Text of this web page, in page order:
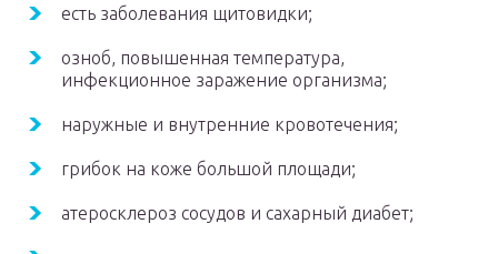
есть заболевания щитовидки;
озноб, повышенная температура,
инфекционное заражение организма;
наружные и внутренние кровотечения;
грибок на коже большой площади;
атеросклероз сосудов и сахарный диабет;